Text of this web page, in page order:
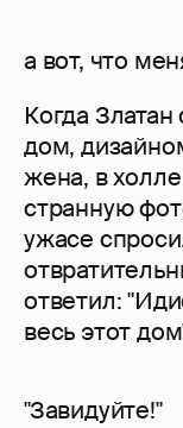
а вот, что
Когда
дом,
жена, в
странную
ужасе
ответил:
весь этот
"Завидуйте!"